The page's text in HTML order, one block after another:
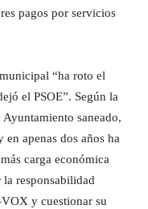
pagos por servicios
“ha roto el
el PSOE”. Según la
saneado,
apenas dos años ha
carga económica
responsabilidad
y cuestionar su